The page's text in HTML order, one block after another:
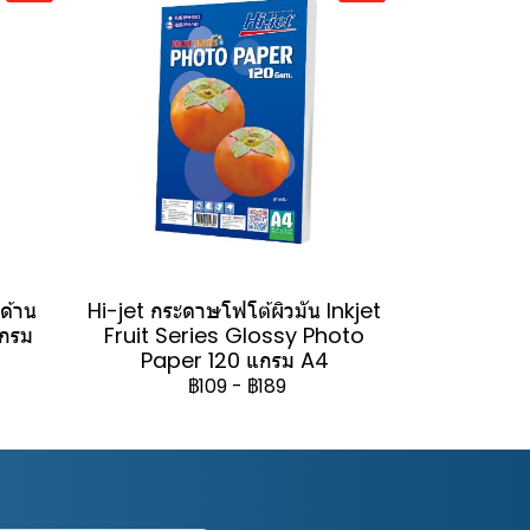
าน
รม
Hi-jet กระดาษโฟโต้ผิวมัน Inkjet
Fruit Series Glossy Photo
Paper 120 แกรม A4
฿109 - ฿189